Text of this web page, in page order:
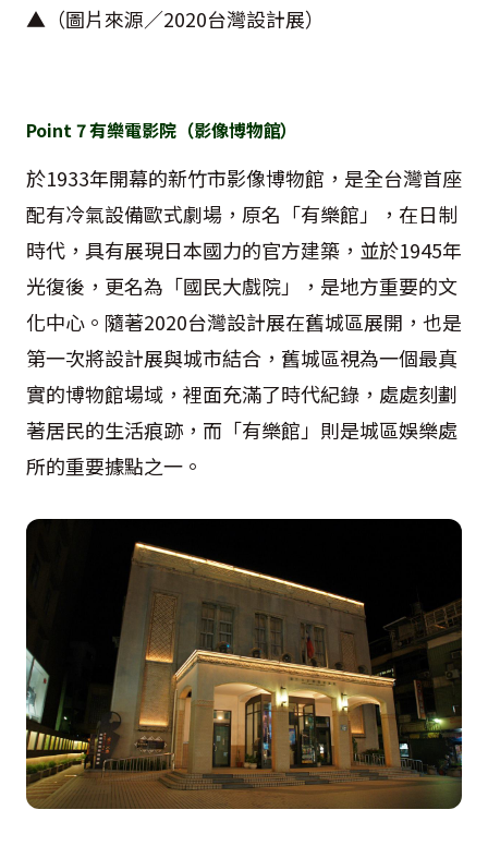
▲（圖片來源／2020台灣設計展）
Point 7有樂電影院（影像博物館）
於1933年開幕的新竹市影像博物館，是全台灣首座
配有冷氣設備歐式劇場，原名「有樂館」，在日制
時代，具有展現日本國力的官方建築，並於1945年
光復後，更名為「國民大戲院」，是地方重要的文
化中心。隨著2020台灣設計展在舊城區展開，也是
第一次將設計展與城市結合，舊城區視為一個最真
實的博物館場域，裡面充滿了時代紀錄，處處刻劃
著居民的生活痕跡，而「有樂館」則是城區娛樂處
所的重要據點之一。